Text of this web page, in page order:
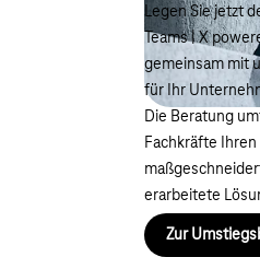
Legen Sie jetzt
Teams | X
gemeinsam mit
für Ihr
Die Beratung
Fachkräfte
erarbeitete
Zur